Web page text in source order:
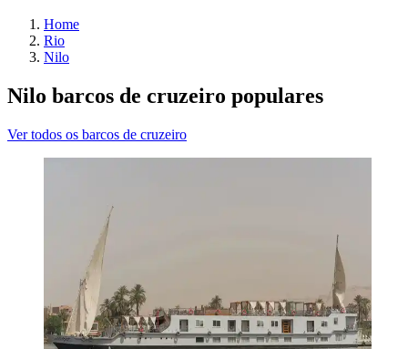
Home
Rio
Nilo
Nilo barcos de cruzeiro populares
Ver todos os barcos de cruzeiro